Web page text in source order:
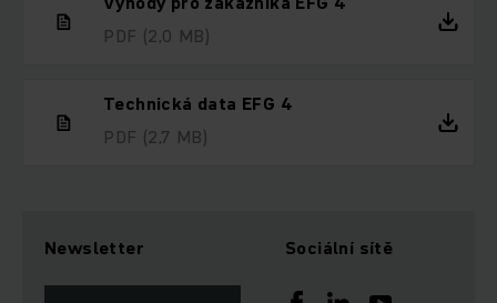
PDF (2,0 MB)
Technická data EFG 4
PDF (2,7 MB)
Newsletter Sociální sítě